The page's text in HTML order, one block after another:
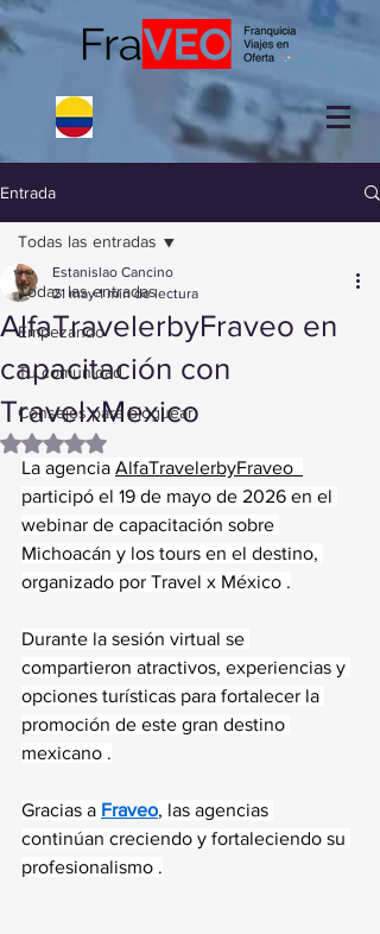
Entrada
Todas las entradas
Empezando
Tu comunidad
Consejos para bloguear
Todas las entradas
AlfaTravelerbyFraveo en
capacitación con
TravelxMexico
Estanislao Cancino
21 may 1 min de lectura
Obtuvo NaN de 5 estrellas.
La agencia AlfaTravelerbyFraveo
participó el 19 de mayo de 2026 en el
webinar de capacitación sobre
Michoacán y los tours en el destino,
organizado por Travel x México .
Durante la sesión virtual se
compartieron atractivos, experiencias y
opciones turísticas para fortalecer la
promoción de este gran destino
mexicano .
Gracias a Fraveo, las agencias
continúan creciendo y fortaleciendo su
profesionalismo .